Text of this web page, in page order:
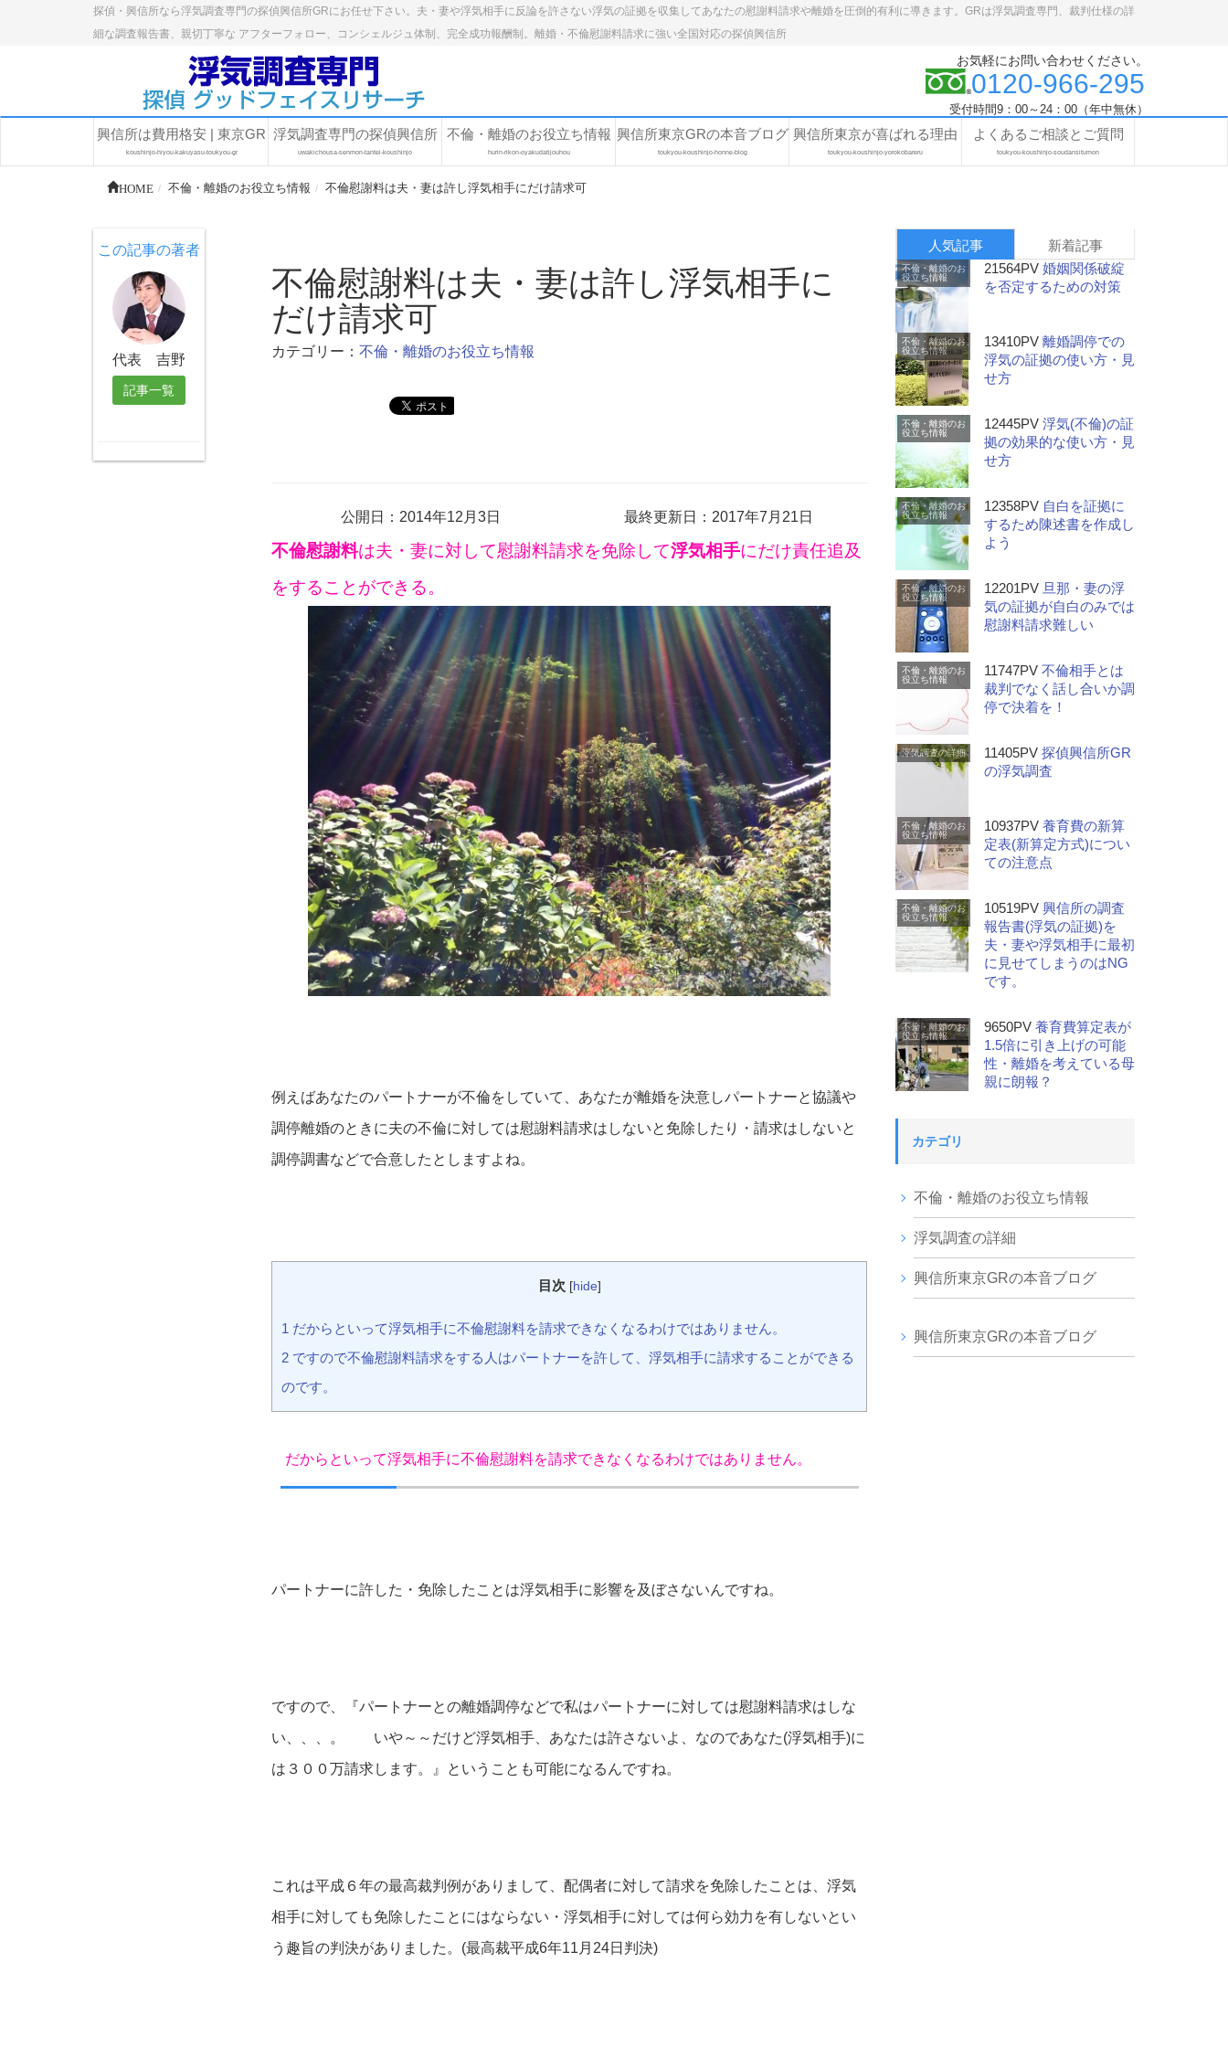
探偵・興信所なら浮気調査専門の探偵興信所GRにお任せ下さい。夫・妻や浮気相手に反論を許さない浮気の証拠を収集してあなたの慰謝料請求や離婚を圧倒的有利に導きます。GRは浮気調査専門、裁判仕様の詳
細な調査報告書、親切丁寧な アフターフォロー、コンシェルジュ体制、完全成功報酬制。離婚・不倫慰謝料請求に強い全国対応の探偵興信所
お気軽にお問い合わせください。
0120-966-295
受付時間9：00～24：00（年中無休）
興信所は費用格安 | 東京GR
koushinjo-hiyou-kakuyasu-toukyou-gr
浮気調査専門の探偵興信所
uwakichousa-senmon-tantei-koushinjo
不倫・離婚のお役立ち情報
hurin-rikon-oyakudatijouhou
興信所東京GRの本音ブログ
toukyou-koushinjo-honne-blog
興信所東京が喜ばれる理由
toukyou-koushinjo-yorokobareru
よくあるご相談とご質問
toukyou-koushinjo-soudansitumon
HOME 不倫・離婚のお役立ち情報 不倫慰謝料は夫・妻は許し浮気相手にだけ請求可
不倫慰謝料は夫・妻は許し浮気相手に
だけ請求可
カテゴリー： 不倫・離婚のお役立ち情報
公開日：2014年12月3日 最終更新日：2017年7月21日
不倫慰謝料は夫・妻に対して慰謝料請求を免除して浮気相手にだけ責任追及
をすることができる。
例えばあなたのパートナーが不倫をしていて、あなたが離婚を決意しパートナーと協議や
調停離婚のときに夫の不倫に対しては慰謝料請求はしないと免除したり・請求はしないと
調停調書などで合意したとしますよね。
目次 [hide]
1 だからといって浮気相手に不倫慰謝料を請求できなくなるわけではありません。
2 ですので不倫慰謝料請求をする人はパートナーを許して、浮気相手に請求することができる
のです。
だからといって浮気相手に不倫慰謝料を請求できなくなるわけではありません。
パートナーに許した・免除したことは浮気相手に影響を及ぼさないんですね。
ですので、『パートナーとの離婚調停などで私はパートナーに対しては慰謝料請求はしな
い、、、。 いや～～だけど浮気相手、あなたは許さないよ、なのであなた(浮気相手)に
は３００万請求します。』ということも可能になるんですね。
これは平成６年の最高裁判例がありまして、配偶者に対して請求を免除したことは、浮気
相手に対しても免除したことにはならない・浮気相手に対しては何ら効力を有しないとい
う趣旨の判決がありました。(最高裁平成6年11月24日判決)
この記事の著者
代表 吉野
記事一覧
人気記事 新着記事
不倫・離婚のお
役立ち情報
21564PV 婚姻関係破綻
を否定するための対策
不倫・離婚のお
役立ち情報
13410PV 離婚調停での
浮気の証拠の使い方・見
せ方
不倫・離婚のお
役立ち情報
12445PV 浮気(不倫)の証
拠の効果的な使い方・見
せ方
不倫・離婚のお
役立ち情報
12358PV 自白を証拠に
するため陳述書を作成し
よう
不倫・離婚のお
役立ち情報
12201PV 旦那・妻の浮
気の証拠が自白のみでは
慰謝料請求難しい
不倫・離婚のお
役立ち情報
11747PV 不倫相手とは
裁判でなく話し合いか調
停で決着を！
浮気調査の詳細 11405PV 探偵興信所GR
の浮気調査
不倫・離婚のお
役立ち情報
10937PV 養育費の新算
定表(新算定方式)につい
ての注意点
不倫・離婚のお
役立ち情報
10519PV 興信所の調査
報告書(浮気の証拠)を
夫・妻や浮気相手に最初
に見せてしまうのはNG
です。
不倫・離婚のお
役立ち情報
9650PV 養育費算定表が
1.5倍に引き上げの可能
性・離婚を考えている母
親に朗報？
カテゴリ
不倫・離婚のお役立ち情報
浮気調査の詳細
興信所東京GRの本音ブログ
興信所東京GRの本音ブログ